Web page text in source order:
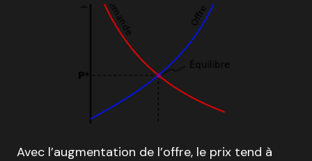
Avec l’augmentation de l’offre, le prix tend à